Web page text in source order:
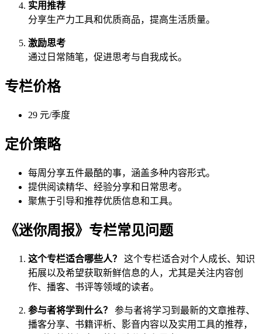
实用推荐
分享生产力工具和优质商品，提高生活质量。
激励思考
通过日常随笔，促进思考与自我成长。
专栏价格
29 元/季度
定价策略
每周分享五件最酷的事，涵盖多种内容形式。
提供阅读精华、经验分享和日常思考。
聚焦于引导和推荐优质信息和工具。
《迷你周报》专栏常见问题
这个专栏适合哪些人？
这个专栏适合对个人成长、知识
拓展以及希望获取新鲜信息的人，尤其是关注内容创
作、播客、书评等领域的读者。
参与者将学到什么？
参与者将学习到最新的文章推荐、
播客分享、书籍评析、影音内容以及实用工具的推荐，